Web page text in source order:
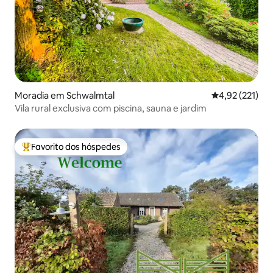
Moradia em Schwalmtal Classificação
4,92 (221)
Vila rural exclusiva com piscina, sauna e jardim
Favoritos dos hóspedes mais apreciados
Favorito dos hóspedes